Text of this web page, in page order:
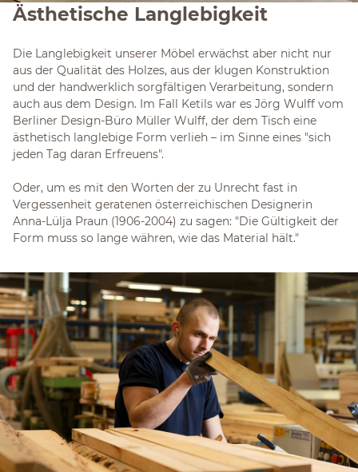
Ästhetische Langlebigkeit
Die Langlebigkeit unserer Möbel erwächst aber nicht nur
aus der Qualität des Holzes, aus der klugen Konstruktion
und der handwerklich sorgfältigen Verarbeitung, sondern
auch aus dem Design. Im Fall Ketils war es Jörg Wulff vom
Berliner Design-Büro Müller Wulff, der dem Tisch eine
ästhetisch langlebige Form verlieh – im Sinne eines "sich
jeden Tag daran Erfreuens".
Oder, um es mit den Worten der zu Unrecht fast in
Vergessenheit geratenen österreichischen Designerin
Anna-Lülja Praun (1906-2004) zu sagen: "Die Gültigkeit der
Form muss so lange währen, wie das Material hält."